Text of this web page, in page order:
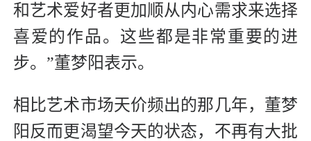
和艺术爱好者更加顺从内心需求来选择
喜爱的作品。这些都是非常重要的进
步。”董梦阳表示。
相比艺术市场天价频出的那几年，董梦
阳反而更渴望今天的状态，不再有大批